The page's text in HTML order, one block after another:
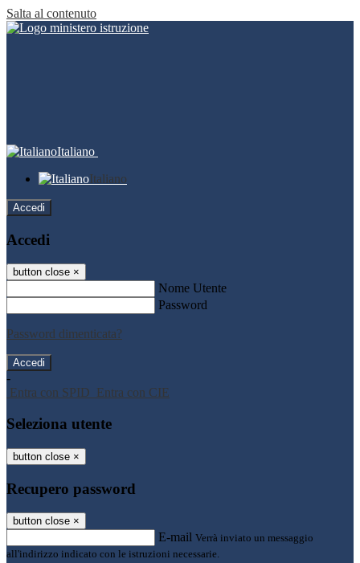
Salta al contenuto
Italiano
Italiano
Accedi
Accedi
button close ×
Nome Utente
Password
Password dimenticata?
-
Entra con SPID Entra con CIE
Seleziona utente
button close ×
Recupero password
button close ×
E-mail Verrà inviato un messaggio
all'indirizzo indicato con le istruzioni necessarie.